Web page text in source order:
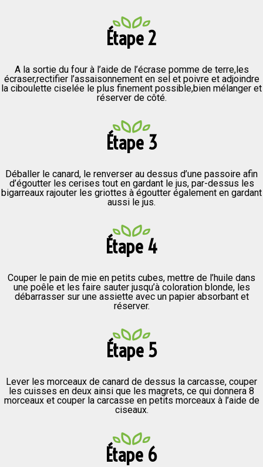
Étape 2
A la sortie du four à l’aide de l’écrase pomme de terre,les
écraser,rectifier l’assaisonnement en sel et poivre et adjoindre
la ciboulette ciselée le plus finement possible,bien mélanger et
réserver de côté.
Étape 3
Déballer le canard, le renverser au dessus d’une passoire afin
d’égoutter les cerises tout en gardant le jus, par-dessus les
bigarreaux rajouter les griottes à égoutter également en gardant
aussi le jus.
Étape 4
Couper le pain de mie en petits cubes, mettre de l’huile dans
une poêle et les faire sauter jusqu’à coloration blonde, les
débarrasser sur une assiette avec un papier absorbant et
réserver.
Étape 5
Lever les morceaux de canard de dessus la carcasse, couper
les cuisses en deux ainsi que les magrets, ce qui donnera 8
morceaux et couper la carcasse en petits morceaux à l’aide de
ciseaux.
Étape 6